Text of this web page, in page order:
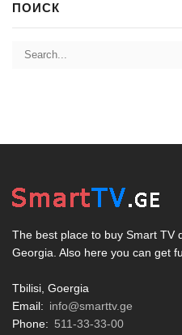
ПОИСК
The best place to buy Smart TV
Georgia. Also here you can get
Tbilisi, Goergia
Email: info@smarttv.ge
Phone: 511-33-33-00